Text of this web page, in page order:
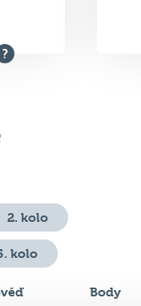
2. kolo
kolo
Body